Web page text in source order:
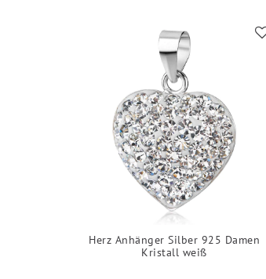
Herz Anhänger Silber 925 Damen
Kristall weiß